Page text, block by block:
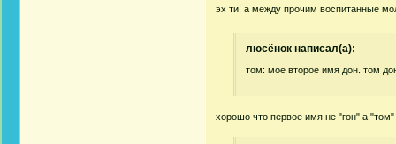
эх ти! а между прочим воспитанные
люсёнок написал(а):
том: мое второе имя дон. том
хорошо что первое имя не "гон" а